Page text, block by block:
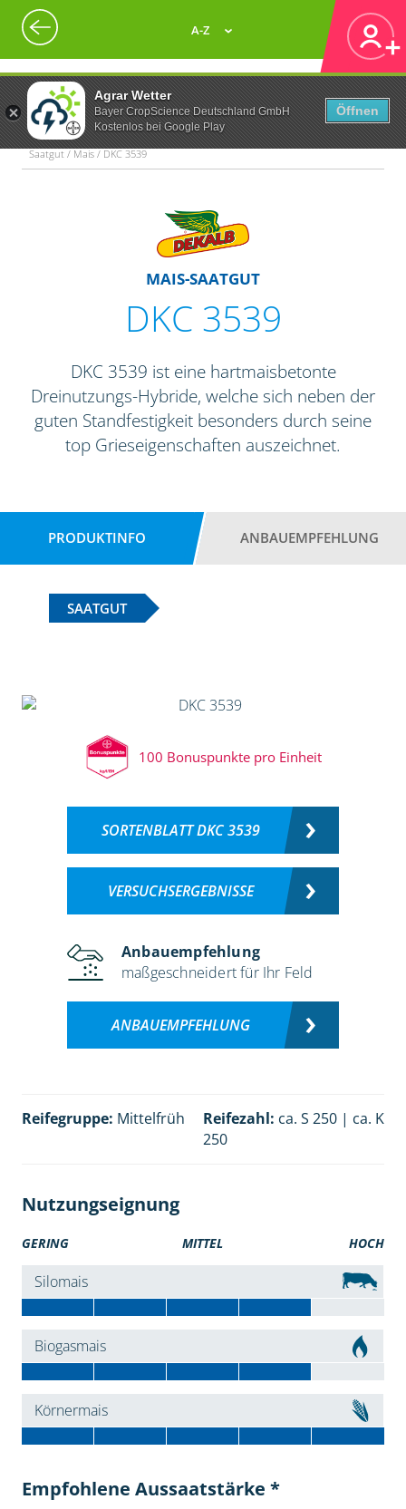
Agrar Wetter
Bayer CropScience Deutschland GmbH
Kostenlos bei Google Play
Öffnen
A-Z
Saatgut / Mais / DKC 3539
MAIS-SAATGUT
DKC 3539
DKC 3539 ist eine hartmaisbetonte
Dreinutzungs-Hybride, welche sich neben der
guten Standfestigkeit besonders durch seine
top Grieseigenschaften auszeichnet.
PRODUKTINFO ANBAUEMPFEHLUNG
SAATGUT
100 Bonuspunkte pro Einheit
SORTENBLATT DKC 3539
VERSUCHSERGEBNISSE
Anbauempfehlung
maßgeschneidert für Ihr Feld
ANBAUEMPFEHLUNG
Reifegruppe: Mittelfrüh Reifezahl: ca. S 250 | ca. K
250
Nutzungseignung
GERING MITTEL HOCH
Silomais
Biogasmais
Körnermais
Empfohlene Aussaatstärke *